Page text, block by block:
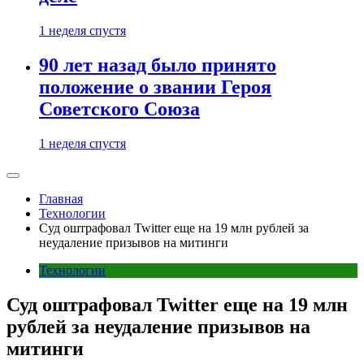
1 неделя спустя
90 лет назад было принято
положение о звании Героя
Советского Союза
1 неделя спустя
Главная
Технологии
Суд оштрафовал Twitter еще на 19 млн рублей за
неудаление призывов на митинги
Технологии
Суд оштрафовал Twitter еще на 19 млн
рублей за неудаление призывов на
митинги